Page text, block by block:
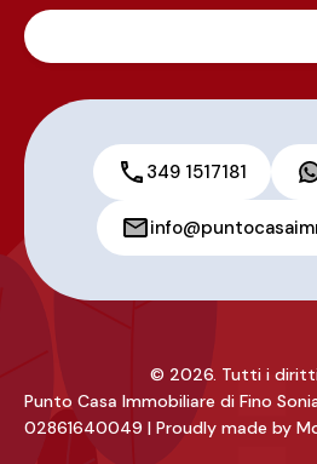
349 1517181
© 2026. Tutti i
Punto Casa Immobiliare di Fino
02861640049 | Proudly made by